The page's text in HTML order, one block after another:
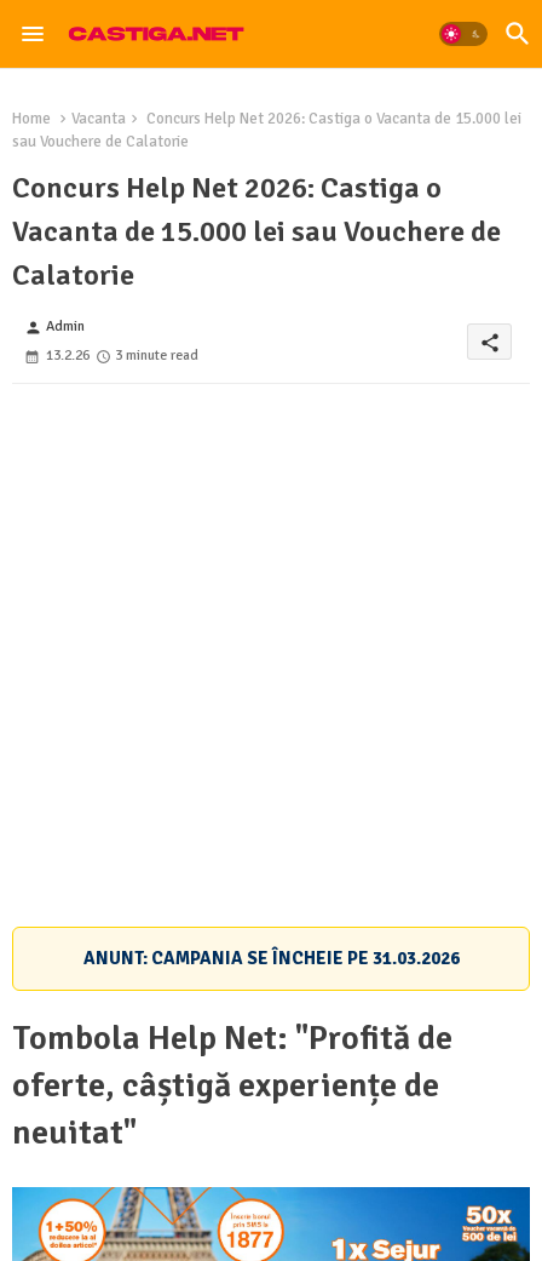
Home Vacanta
Concurs Help Net 2026: Castiga o Vacanta de 15.000 lei
sau Vouchere de Calatorie
Concurs Help Net 2026: Castiga o
Vacanta de 15.000 lei sau Vouchere de
Calatorie
person Admin
13.2.26
3 minute read
share
ANUNT: CAMPANIA SE ÎNCHEIE PE 31.03.2026
Tombola Help Net: "Profită de
oferte, câștigă experiențe de
neuitat"